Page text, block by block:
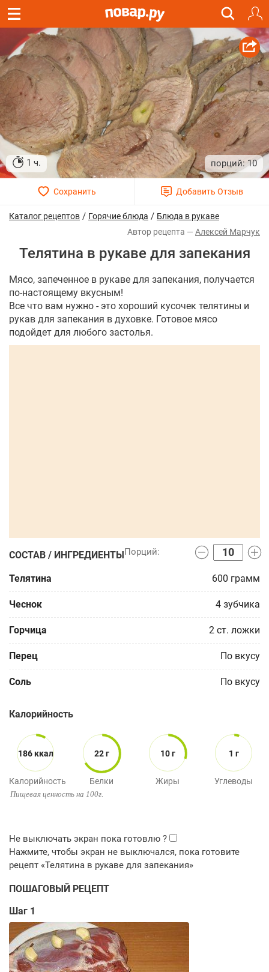
1 ч. 10
Каталог рецептов / Горячие блюда / Блюда в рукаве
Алексей Марчук
Телятина в рукаве для запекания
Мясо, запеченное в рукаве для запекания, получается
по-настоящему вкусным!
Все что вам нужно - это хороший кусочек телятины и
рукав для запекания в духовке. Готовое мясо
подойдет для любого застолья.
СОСТАВ / ИНГРЕДИЕНТЫ
Телятина 600 грамм
Чеснок 4 зубчика
Горчица 2 ст. ложки
Перец По вкусу
Соль По вкусу
Калорийность
186 ккал
Калорийность
22 г
Белки
10 г
Жиры
1 г
Углеводы
Пищевая ценность на 100г.
ПОШАГОВЫЙ РЕЦЕПТ
Шаг 1